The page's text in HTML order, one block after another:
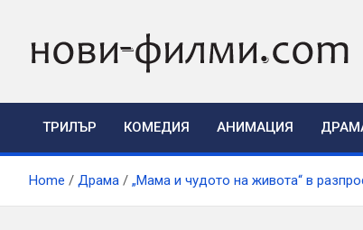
content
ТРИЛЪР КОМЕДИЯ АНИМАЦИЯ
Home Драма „Мама и чудото на живота“ в